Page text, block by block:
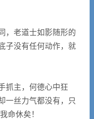
，老道士如影随形的
子没有任何动作，就
抓主，何德心中狂
一丝力气都没有，只
命休矣！